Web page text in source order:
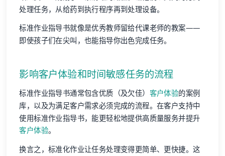
处理任务，从给药到执行程序再到处理设备。
标准作业指导书就像是优秀教师留给代课老师的教案——
即使孩子们在尖叫，也能指导你出色完成任务。
影响客户体验和时间敏感任务的流程
标准作业指导书通常包含优质（及欠佳） 客户体验的案例
库，以及为满足客户需求必须完成的流程。在客户支持中
使用标准作业指导书，能更轻松地提供高质量服务并提升
客户体验。
换言之，标准化作业让任务处理变得更简单、更快捷。这